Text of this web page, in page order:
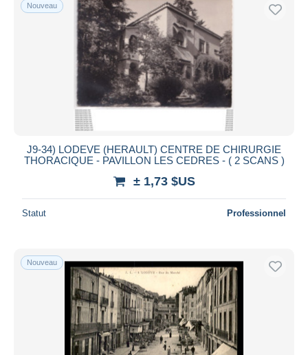
Nouveau
J9-34) LODEVE (HERAULT) CENTRE DE CHIRURGIE
THORACIQUE - PAVILLON LES CEDRES - ( 2 SCANS )
± 1,73 $US
Statut Professionnel
Nouveau